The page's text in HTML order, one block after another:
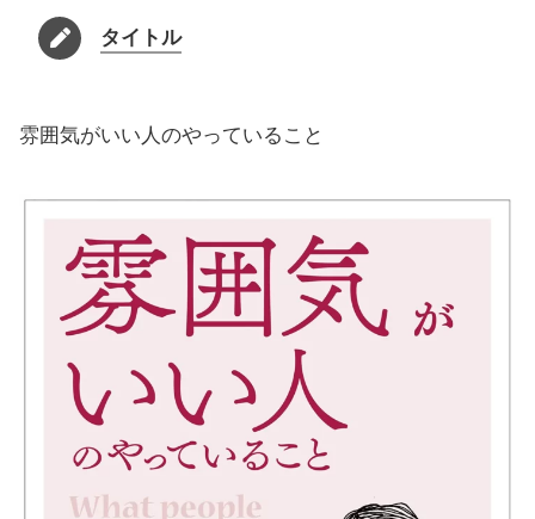
タイトル
雰囲気がいい人のやっていること